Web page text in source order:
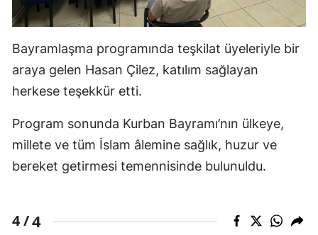
Bayramlaşma programında teşkilat üyeleriyle bir
araya gelen Hasan Çilez, katılım sağlayan
herkese teşekkür etti.
Program sonunda Kurban Bayramı’nın ülkeye,
millete ve tüm İslam âlemine sağlık, huzur ve
bereket getirmesi temennisinde bulunuldu.
4 /4